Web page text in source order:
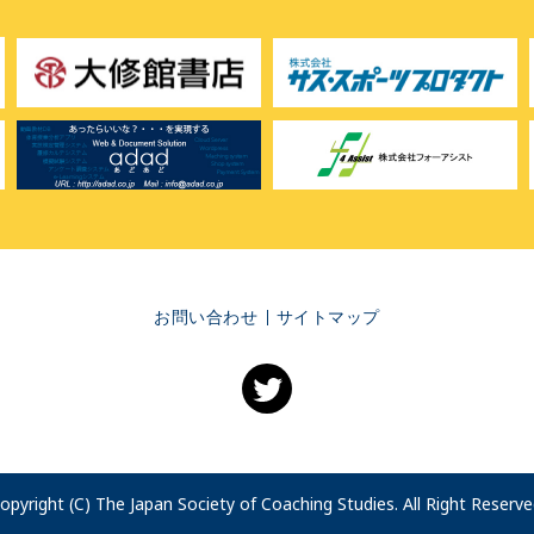
お問い合わせ サイトマップ
(C) The Japan Society of Coaching Studies. All Right